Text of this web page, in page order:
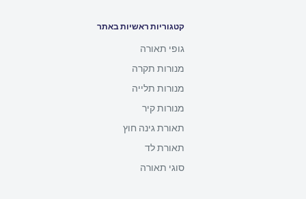
קטגוריות ראשיות באתר
גופי תאורה
מנורות תקרה
מנורות תלייה
מנורות קיר
תאורת גינה חוץ
תאורת לד
סוגי תאורה